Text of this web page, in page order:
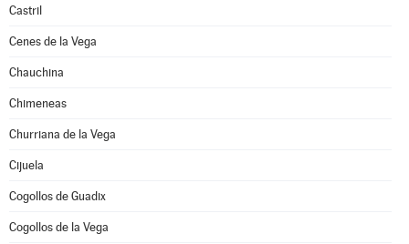
Castril
Cenes de la Vega
Chauchina
Chimeneas
Churriana de la Vega
Cijuela
Cogollos de Guadix
Cogollos de la Vega